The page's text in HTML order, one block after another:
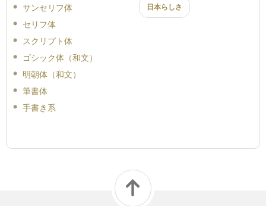
サンセリフ体
セリフ体
スクリプト体
ゴシック体（和文）
明朝体（和文）
筆書体
手書き系
日本らしさ